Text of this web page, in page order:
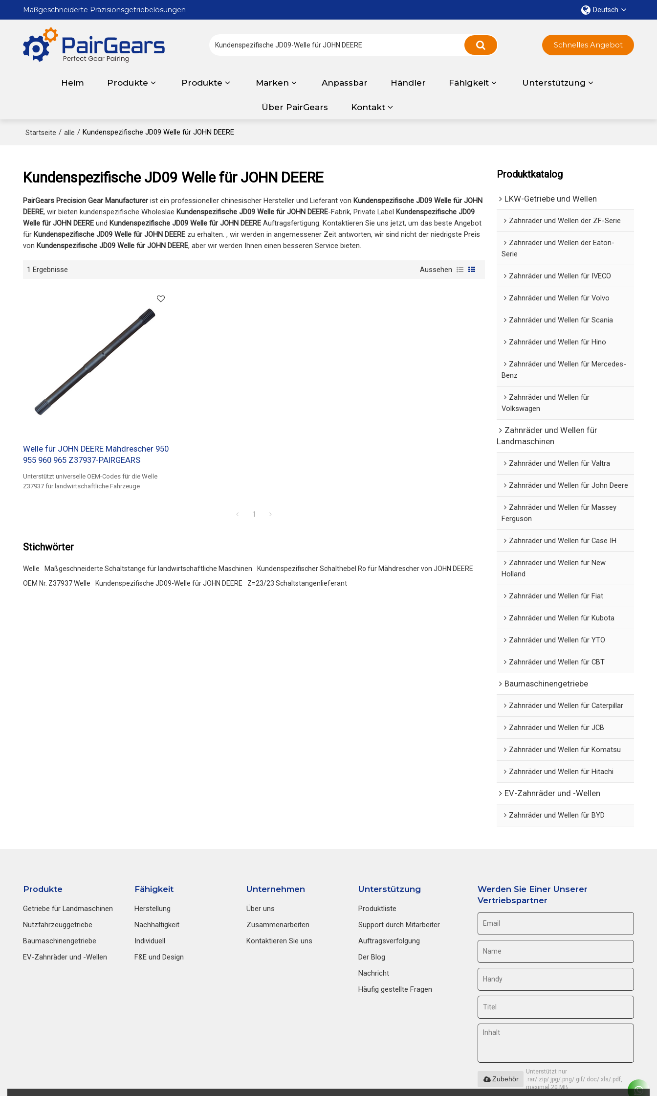
Maßgeschneiderte Präzisionsgetriebelösungen Deutsch
Heim Produkte Produkte Marken Anpassbar Händler Fähigkeit Unterstützung
Über PairGears Kontakt
Schnelles Angebot
Startseite / alle / Kundenspezifische JD09 Welle für JOHN DEERE
Kundenspezifische JD09 Welle für JOHN DEERE
PairGears Precision Gear Manufacturerist ein professioneller chinesischer Hersteller und Lieferant von Kundenspezifische JD09 Welle für JOHN
DEERE, wir bieten kundenspezifische Wholeslae Kundenspezifische JD09 Welle für JOHN DEERE-Fabrik, Private Label Kundenspezifische JD09
Welle für JOHN DEEREund Kundenspezifische JD09 Welle für JOHN DEEREAuftragsfertigung. Kontaktieren Sie uns jetzt, um das beste Angebot
für Kundenspezifische JD09 Welle für JOHN DEEREzu erhalten. , wir werden in angemessener Zeit antworten, wir sind nicht der niedrigste Preis
von Kundenspezifische JD09 Welle für JOHN DEERE, aber wir werden Ihnen einen besseren Service bieten.
1 Ergebnisse Aussehen
Welle für JOHN DEERE Mähdrescher 950
955 960 965 Z37937-PAIRGEARS
Unterstützt universelle OEM-Codes für die Welle
Z37937 für landwirtschaftliche Fahrzeuge
1
Stichwörter
Welle Maßgeschneiderte Schaltstange für landwirtschaftliche Maschinen
Kundenspezifischer Schalthebel Ro für Mähdrescher von JOHN DEERE
OEM Nr. Z37937 Welle
Kundenspezifische JD09-Welle für JOHN DEERE Z=23/23 Schaltstangenlieferant
Produktkatalog
LKW-Getriebe und Wellen
Zahnräder und Wellen der ZF-Serie
Zahnräder und Wellen der Eaton-
Serie
Zahnräder und Wellen für IVECO
Zahnräder und Wellen für Volvo
Zahnräder und Wellen für Scania
Zahnräder und Wellen für Hino
Zahnräder und Wellen für Mercedes-
Benz
Zahnräder und Wellen für
Volkswagen
Zahnräder und Wellen für
Landmaschinen
Zahnräder und Wellen für Valtra
Zahnräder und Wellen für John Deere
Zahnräder und Wellen für Massey
Ferguson
Zahnräder und Wellen für Case IH
Zahnräder und Wellen für New
Holland
Zahnräder und Wellen für Fiat
Zahnräder und Wellen für Kubota
Zahnräder und Wellen für YTO
Zahnräder und Wellen für CBT
Baumaschinengetriebe
Zahnräder und Wellen für Caterpillar
Zahnräder und Wellen für JCB
Zahnräder und Wellen für Komatsu
Zahnräder und Wellen für Hitachi
EV-Zahnräder und -Wellen
Zahnräder und Wellen für BYD
Produkte
Getriebe für Landmaschinen
Nutzfahrzeuggetriebe
Baumaschinengetriebe
EV-Zahnräder und -Wellen
Fähigkeit
Herstellung
Nachhaltigkeit
Individuell
F&E und Design
Unternehmen
Über uns
Zusammenarbeiten
Kontaktieren Sie uns
Unterstützung
Produktliste
Support durch Mitarbeiter
Auftragsverfolgung
Der Blog
Nachricht
Häufig gestellte Fragen
Werden Sie Einer Unserer
Vertriebspartner
Unterstützt nur
.rar/.zip/.jpg/.png/.gif/.doc/.xls/.pdf,
maximal 20 MB
Zubehör